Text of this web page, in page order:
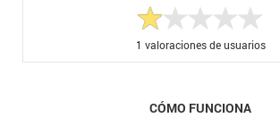
1 valoraciones de usuarios
CÓMO FUNCIONA